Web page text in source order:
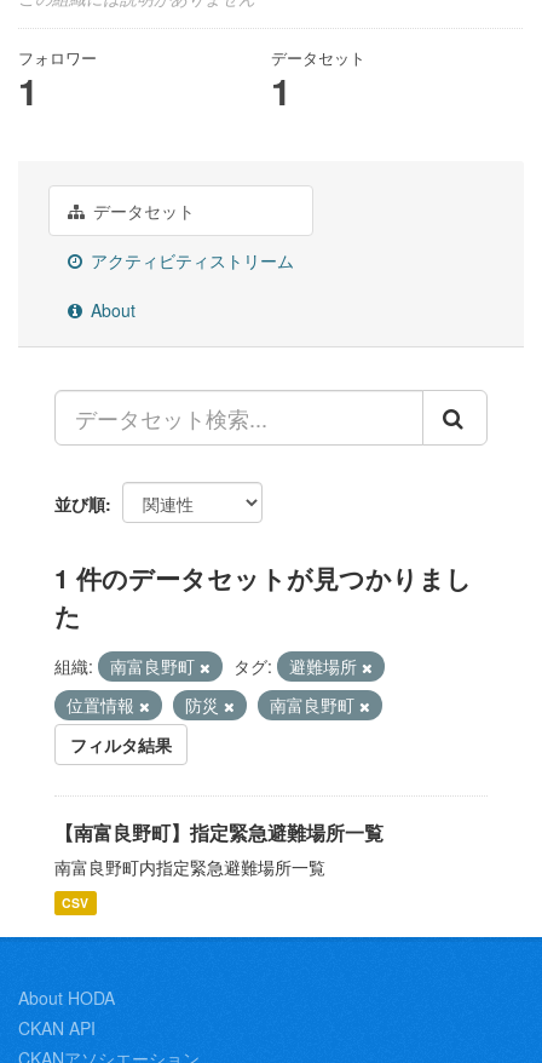
フォロワー
1
データセット
1
データセット
アクティビティストリーム
About
並び順
1 件のデータセットが見つかりまし
た
組織: 南富良野町 タグ:
避難場所
位置情報
防災
南富良野町
フィルタ結果
【南富良野町】指定緊急避難場所一覧
南富良野町内指定緊急避難場所一覧
CSV
About HODA
CKAN API